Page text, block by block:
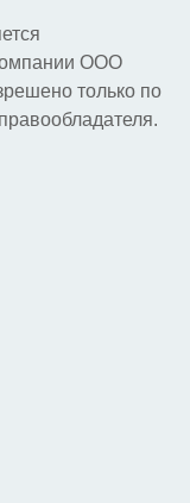
ООО
только по